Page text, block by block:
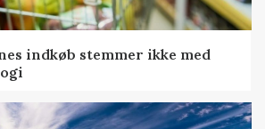
indkøb stemmer ikke med